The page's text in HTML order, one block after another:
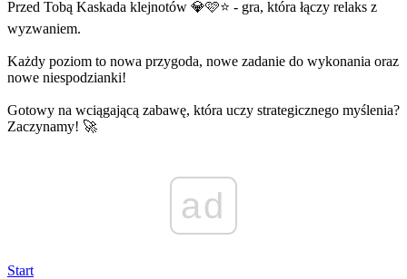
Przed Tobą Kaskada klejnotów 💎🩷⭐ - gra, która łączy relaks z
wyzwaniem.
Każdy poziom to nowa przygoda, nowe zadanie do wykonania oraz
nowe niespodzianki!
Gotowy na wciągającą zabawę, która uczy strategicznego myślenia?
Zaczynamy! 🚀
ad
Start